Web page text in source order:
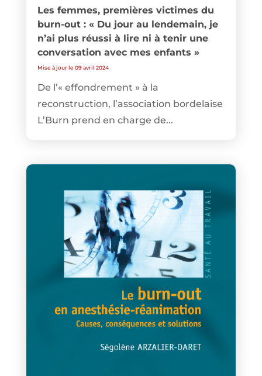
Les femmes, premières victimes du
burn-out : « Du jour au lendemain, je
n’ai plus réussi à lire ni à tenir une
conversation avec mes enfants »
Mise à jour le 09 avril 2024
De l’« effondrement » à la
reconstruction, l’association bordelaise
L’Burn prend en charge de...